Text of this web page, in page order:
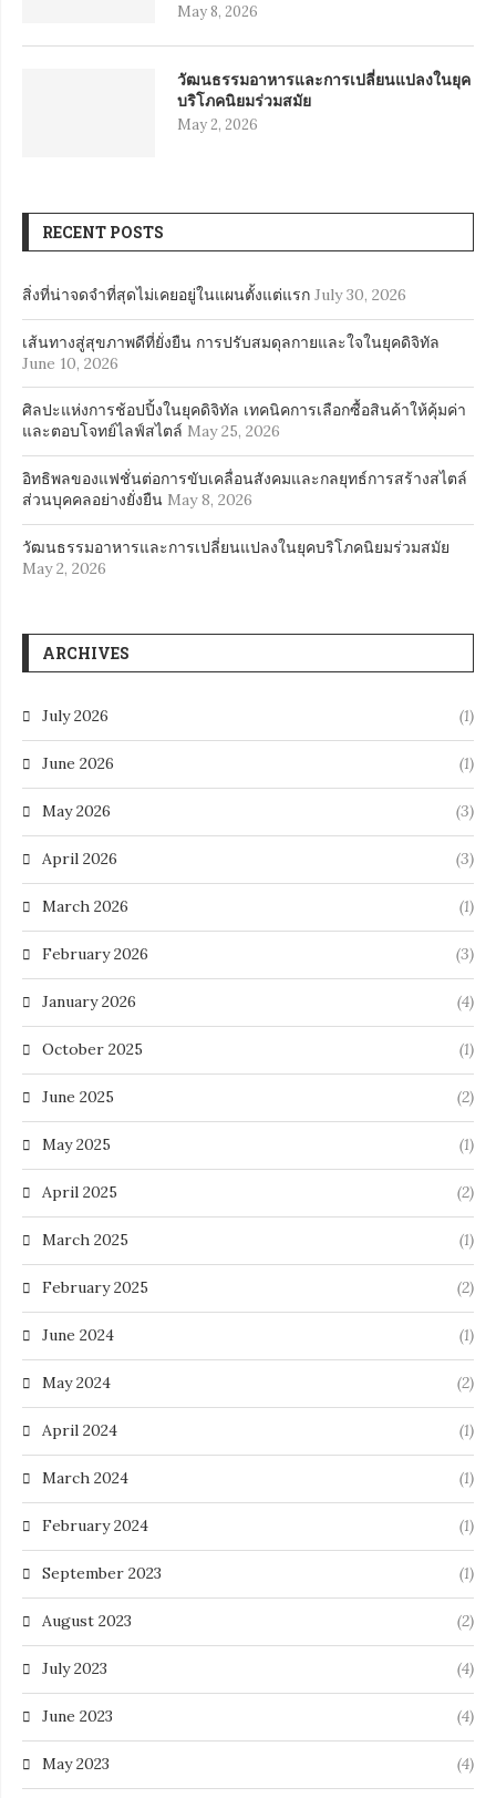
May 8, 2026
วัฒนธรรมอาหารและการเปลี่ยนแปลงในยุค
บริโภคนิยมร่วมสมัย
May 2, 2026
RECENT POSTS
สิ่งที่น่าจดจำที่สุดไม่เคยอยู่ในแผนตั้งแต่แรก July 30, 2026
เส้นทางสู่สุขภาพดีที่ยั่งยืน การปรับสมดุลกายและใจในยุคดิจิทัล
June 10, 2026
ศิลปะแห่งการช้อปปิ้งในยุคดิจิทัล เทคนิคการเลือกซื้อสินค้าให้คุ้มค่า
และตอบโจทย์ไลฟ์สไตล์ May 25, 2026
อิทธิพลของแฟชั่นต่อการขับเคลื่อนสังคมและกลยุทธ์การสร้างสไตล์
ส่วนบุคคลอย่างยั่งยืน May 8, 2026
วัฒนธรรมอาหารและการเปลี่ยนแปลงในยุคบริโภคนิยมร่วมสมัย
May 2, 2026
ARCHIVES
July 2026 (1)
June 2026 (1)
May 2026 (3)
April 2026 (3)
March 2026 (1)
February 2026 (3)
January 2026 (4)
October 2025 (1)
June 2025 (2)
May 2025 (1)
April 2025 (2)
March 2025 (1)
February 2025 (2)
June 2024 (1)
May 2024 (2)
April 2024 (1)
March 2024 (1)
February 2024 (1)
September 2023 (1)
August 2023 (2)
July 2023 (4)
June 2023 (4)
May 2023 (4)